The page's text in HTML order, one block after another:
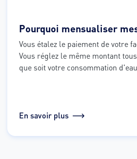
Pourquoi mensualiser
Vous étalez le paiement de votre
Vous réglez le même montant
que soit votre consommation
En savoir plus